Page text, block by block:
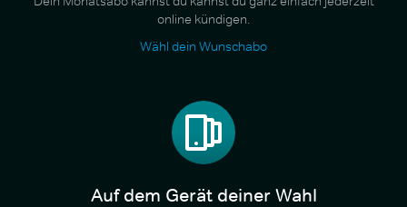
online kündigen.
Wähl dein Wunschabo
Auf dem Gerät deiner Wahl